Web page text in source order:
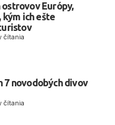
ostrovov Európy,
ich ešte
čítania
7 novodobých divov
čítania